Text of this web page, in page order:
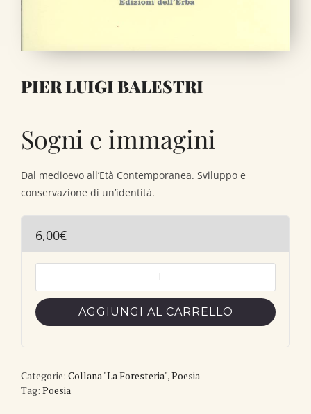
PIER LUIGI BALESTRI
Sogni e immagini
Dal medioevo all’Età Contemporanea. Sviluppo e
conservazione di un’identità.
6,00€
e
immagini
quantità
AGGIUNGI AL CARRELLO
Categorie: Collana "La Foresteria",Poesia
Tag: Poesia